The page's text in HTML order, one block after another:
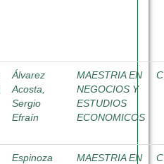
Álvarez
Acosta,
Sergio
Efraín
MAESTRIA EN
NEGOCIOS Y
ESTUDIOS
ECONOMICOS
Espinoza
MAESTRIA EN